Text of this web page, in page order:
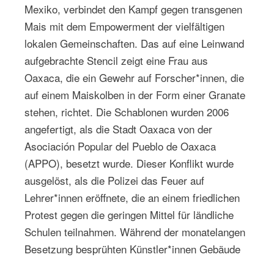
Mexiko, verbindet den Kampf gegen transgenen
Mais mit dem Empowerment der vielfältigen
lokalen Gemeinschaften. Das auf eine Leinwand
aufgebrachte Stencil zeigt eine Frau aus
Oaxaca, die ein Gewehr auf Forscher*innen, die
auf einem Maiskolben in der Form einer Granate
stehen, richtet. Die Schablonen wurden 2006
angefertigt, als die Stadt Oaxaca von der
Asociación Popular del Pueblo de Oaxaca
(APPO), besetzt wurde. Dieser Konflikt wurde
ausgelöst, als die Polizei das Feuer auf
Lehrer*innen eröffnete, die an einem friedlichen
Protest gegen die geringen Mittel für ländliche
Schulen teilnahmen. Während der monatelangen
Besetzung besprühten Künstler*innen Gebäude